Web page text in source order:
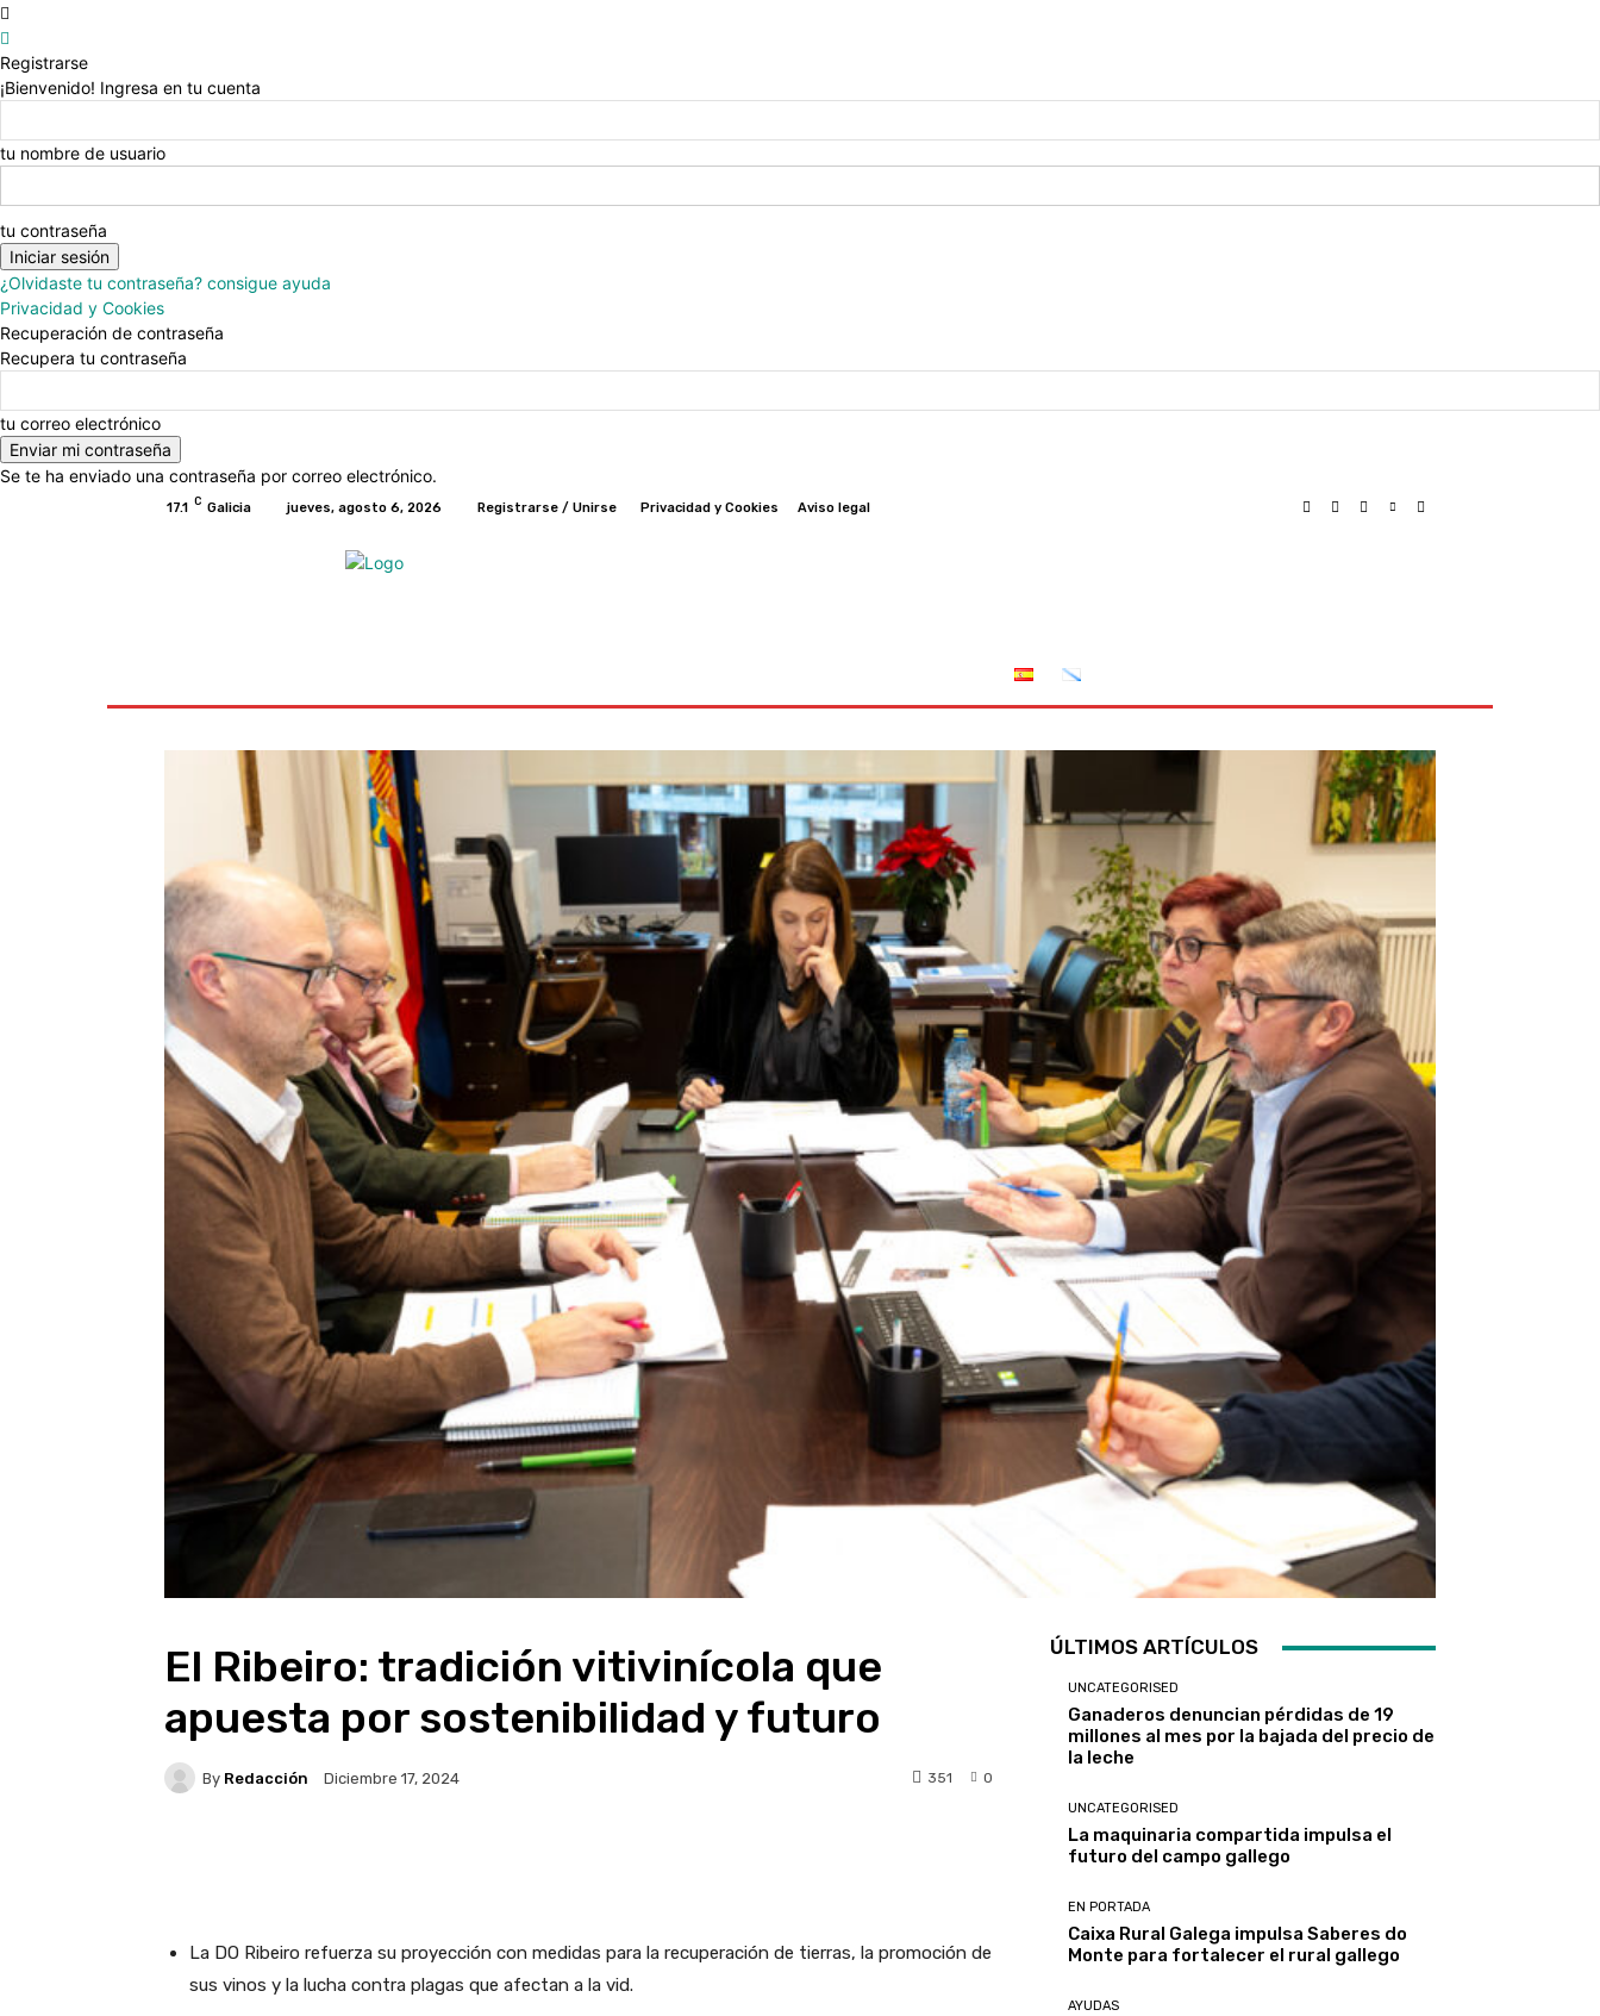
Registrarse
¡Bienvenido! Ingresa en tu cuenta
tu nombre de usuario
tu contraseña
¿Olvidaste tu contraseña? consigue ayuda
Privacidad y Cookies
Recuperación de contraseña
Recupera tu contraseña
tu correo electrónico
Se te ha enviado una contraseña por correo electrónico.
17.1 C Galicia jueves, agosto 6, 2026 Registrarse / Unirse Privacidad y Cookies Aviso legal
El Ribeiro: tradición vitivinícola que
apuesta por sostenibilidad y futuro
By Redacción Diciembre 17, 2024 0
351
La DO Ribeiro refuerza su proyección con medidas para la recuperación de tierras, la promoción de
sus vinos y la lucha contra plagas que afectan a la vid.
ÚLTIMOS ARTÍCULOS
UNCATEGORISED
Ganaderos denuncian pérdidas de 19
millones al mes por la bajada del precio de
la leche
UNCATEGORISED
La maquinaria compartida impulsa el
futuro del campo gallego
EN PORTADA
Caixa Rural Galega impulsa Saberes do
Monte para fortalecer el rural gallego
AYUDAS